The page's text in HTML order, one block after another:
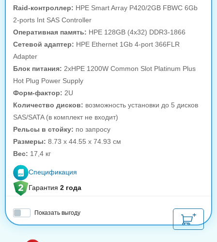
Raid-контроллер: HPE Smart Array P420/2GB FBWC 6Gb
2-ports Int SAS Controller
Оперативная память: HPE 128GB (4х32) DDR3-1866
Сетевой адаптер: HPE Ethernet 1Gb 4-port 366FLR
Adapter
Блок питания: 2xHPE 1200W Common Slot Platinum Plus
Hot Plug Power Supply
Форм-фактор: 2U
Количество дисков: возможность установки до 5 дисков
SAS/SATA (в комплект не входит)
Рельсы в стойку: по запросу
Размеры: 8.73 x 44.55 x 74.93 см
Вес: 17,4 кг
Спецификация
Гарантия 2 года
Показать выгоду